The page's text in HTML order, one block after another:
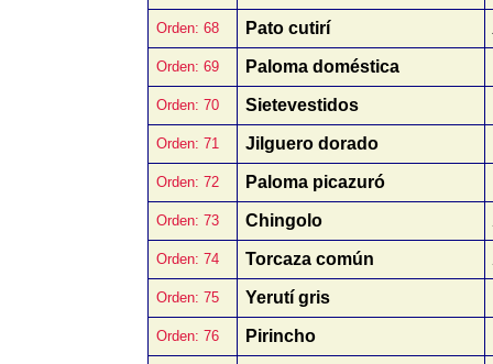
Orden: 68 Pato cutirí
Orden: 69 Paloma doméstica
Orden: 70 Sietevestidos
Orden: 71 Jilguero dorado
Orden: 72 Paloma picazuró
Orden: 73 Chingolo
Orden: 74 Torcaza común
Orden: 75 Yerutí gris
Orden: 76 Pirincho